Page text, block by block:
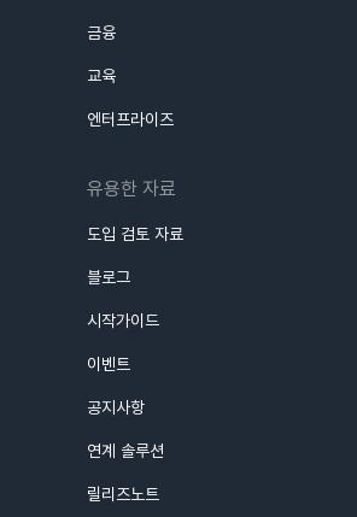
금융
교육
엔터프라이즈
유용한 자료
도입 검토 자료
블로그
시작가이드
이벤트
공지사항
연계 솔루션
릴리즈노트